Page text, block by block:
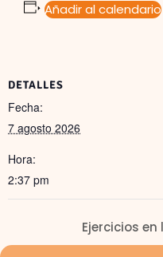
Añadir al calendario
DETALLES
Fecha:
7 agosto 2026
Hora:
2:37 pm
Ejercicios